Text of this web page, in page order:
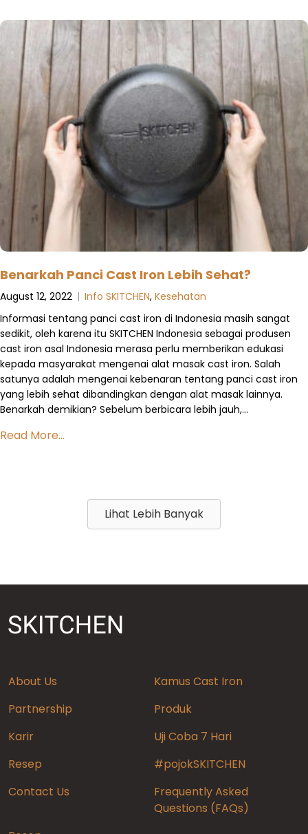
Benarkah Panci Cast Iron Lebih Sehat?
August 12, 2022 | Info SKITCHEN, Kesehatan
Informasi tentang panci cast iron di Indonesia masih sangat
sedikit, oleh karena itu SKITCHEN Indonesia sebagai produsen
cast iron asal Indonesia merasa perlu memberikan edukasi
kepada masyarakat mengenai alat masak cast iron. Salah
satunya adalah mengenai kebenaran tentang panci cast iron
yang lebih sehat dibandingkan dengan alat masak lainnya.
Benarkah demikian? Sebelum berbicara lebih jauh,…
Read More...
Lihat Lebih Banyak
About Us
Kamus Cast Iron
Partnership
Produk
Karir
Uji Coba 7 Hari
Resep
#pojokSKITCHEN
Contact Us
Frequently Asked
Questions (FAQs)